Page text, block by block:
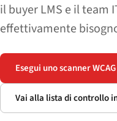
il buyer LMS e il team
effettivamente
Esegui uno scanner
Vai alla lista di controllo